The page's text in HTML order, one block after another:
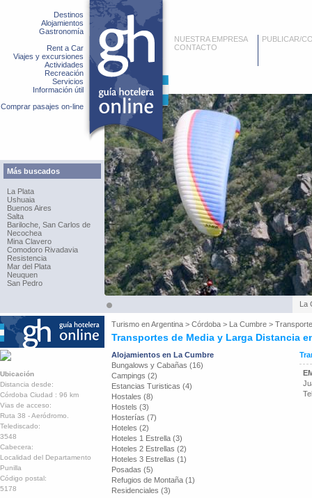
Destinos
Alojamientos
Gastronomía
Rent a Car
Viajes y excursiones
Actividades
Recreación
Servicios
Información útil
Comprar pasajes on-line
Más buscados
La Plata
Ushuaia
Buenos Aires
Salta
Bariloche, San Carlos de
Necochea
Mina Clavero
Comodoro Rivadavia
Resistencia
Mar del Plata
Neuquen
San Pedro
NUESTRA EMPRESA
CONTACTO
PUBLICAR/
La
Turismo enArgentina > Córdoba > La Cumbre >
Transportes de Media y Larga Distancia
Ubicación
Distancia desde:
Córdoba Ciudad : 96 km
Vias de acceso:
Ruta 38 - Aeródromo.
Telediscado:
3548
Cabecera:
Localidad del Departamento
Punilla
Código postal:
5178
Alojamientos en La Cumbre
Bungalows y Cabañas (16)
Campings (2)
Estancias Turisticas (4)
Hostales (8)
Hostels (3)
Hosterías (7)
Hoteles (2)
Hoteles 1 Estrella (3)
Hoteles 2 Estrellas (2)
Hoteles 3 Estrellas (1)
Posadas (5)
Refugios de Montaña (1)
Residenciales (3)